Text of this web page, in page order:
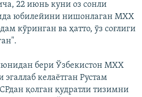
22 июнь куни оз сонли
юбилейини нишонлаган МХХ
кўринган ва ҳатто, ўз соғлиги
бери Ўзбекистон МХХ
келаётган Рустам
қолган қудратли тизимни